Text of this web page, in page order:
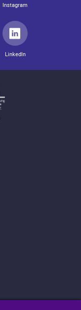
Instagram
LinkedIn